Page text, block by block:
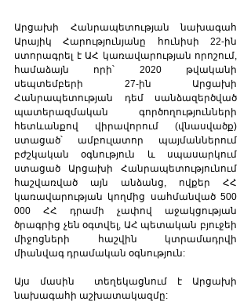
Արցախի Հանրապետության նախագահ
Արայիկ Հարությունյանը հունիսի 22-ին
ստորագրել է ԱՀ կառավարության որոշում,
համաձայն որի՝ 2020 թվականի
սեպտեմբերի 27-ին Արցախի
Հանրապետության դեմ սանձազերծված
պատերազմական գործողությունների
հետևանքով վիրավորում (վնասվածք)
ստացած՝ ամբուլատոր պայմաններում
բժշկական օգնություն և սպասարկում
ստացած Արցախի Հանրապետությունում
հաշվառված այն անձանց, ովքեր ՀՀ
կառավարության կողմից սահմանված 500
000 ՀՀ դրամի չափով աջակցության
ծրագրից չեն օգտվել, ԱՀ պետական բյուջեի
միջոցների հաշվին կտրամադրվի
միանվագ դրամական օգնություն:
Այս մասին  տեղեկացնում է Արցախի
նախագահի աշխատակազմը: